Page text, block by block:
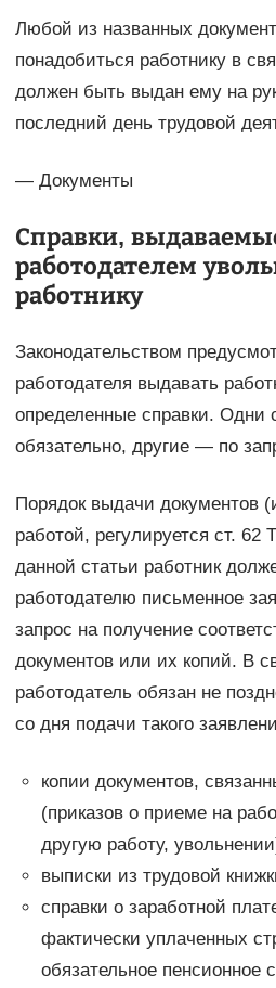
Любой из названных
понадобиться работнику в
должен быть выдан ему на
последний день трудовой
— Документы
Справки,
работодателем
работнику
Законодательством
работодателя выдавать
определенные справки. Одни
обязательно, другие — по
Порядок выдачи документов
работой, регулируется ст.
данной статьи работник
работодателю письменное
запрос на получение
документов или их копий. В
работодатель обязан не
со дня подачи такого
копии документов,
(приказов о приеме на
другую работу,
выписки из трудовой
справки о заработной
фактически уплаченных
обязательное пенсионное